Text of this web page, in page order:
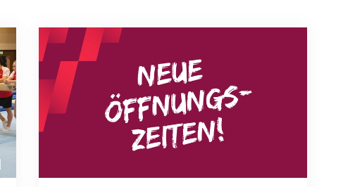
Neue Empfangszeiten ab 1. August 2026